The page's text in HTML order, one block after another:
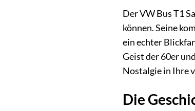
Der VW Bus T1
können. Seine
ein echter
Geist der 60er
Nostalgie in Ihre
Die